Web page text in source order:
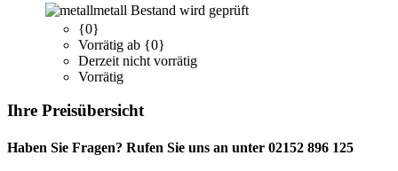
metall Bestand wird geprüft
{0}
Vorrätig ab {0}
Derzeit nicht vorrätig
Vorrätig
Ihre Preisübersicht
Haben Sie Fragen? Rufen Sie uns an unter 02152 896 125